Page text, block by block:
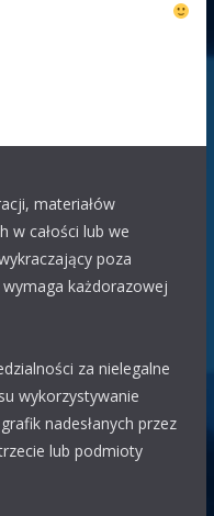
autodrom i reszta dla
pozdrawiam
WSZYSCY SZCZERZĘ
MIASTECZKO
materiałów
w całości lub we
poza
każdorazowej
za nielegalne
wykorzystywanie
nadesłanych przez
lub podmioty